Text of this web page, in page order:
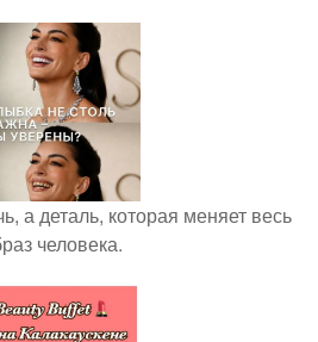
а деталь, которая меняет весь
человека.